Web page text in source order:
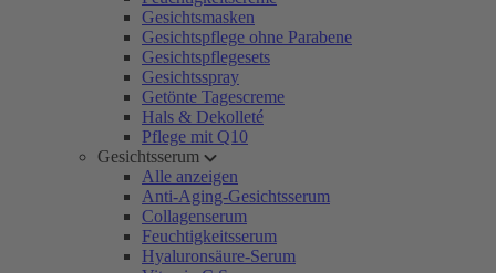
Gesichtsmasken
Gesichtspflege ohne Parabene
Gesichtspflegesets
Gesichtsspray
Getönte Tagescreme
Hals & Dekolleté
Pflege mit Q10
Gesichtsserum
Alle anzeigen
Anti-Aging-Gesichtsserum
Collagenserum
Feuchtigkeitsserum
Hyaluronsäure-Serum